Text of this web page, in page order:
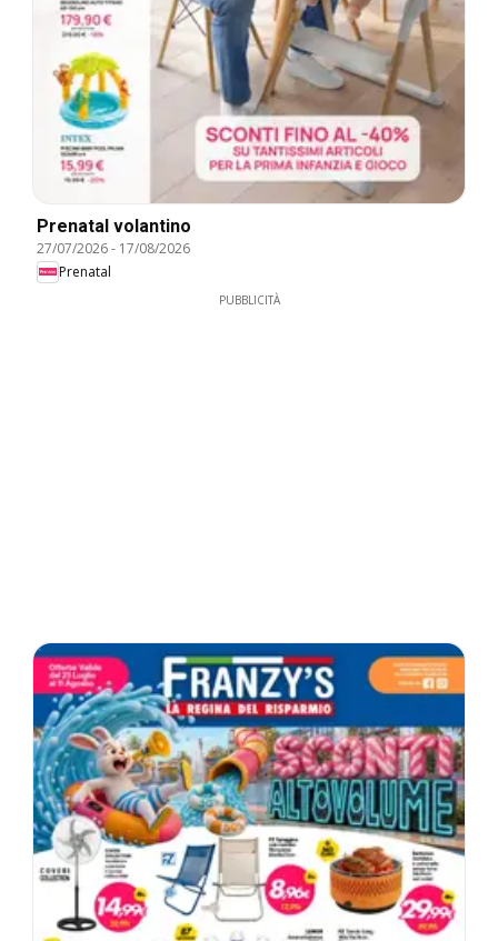
Prenatal volantino
27/07/2026- 17/08/2026
Prenatal
PUBBLICITÀ